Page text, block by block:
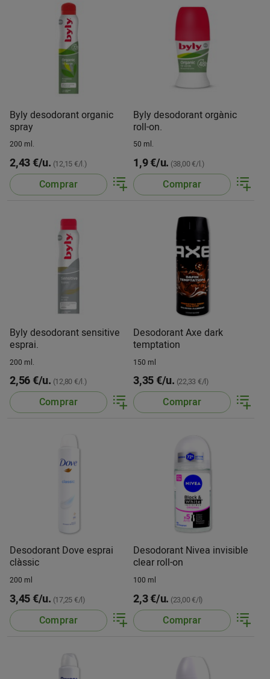
Byly desodorant organic
spray
200 ml.
2,43 €/u. (12,15 €/l.)
Comprar
Byly desodorant orgànic
roll-on.
50 ml.
1,9 €/u. (38,00 €/l.)
Comprar
Byly desodorant sensitive
esprai.
200 ml.
2,56 €/u. (12,80 €/l.)
Comprar
Desodorant Axe dark
temptation
150 ml
3,35 €/u. (22,33 €/l)
Comprar
Desodorant Dove esprai
clàssic
200 ml
3,45 €/u. (17,25 €/l)
Comprar
Desodorant Nivea invisible
clear roll-on
100 ml
2,3 €/u. (23,00 €/l)
Comprar